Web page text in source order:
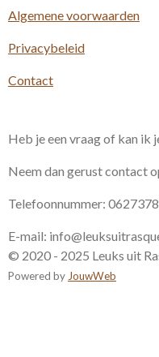
m
Algemene voorwaarden
Privacybeleid
Contact
Heb je een vraag of kan ik
Neem dan gerust contact
Telefoonnummer:
E-mail:
© 2020 - 2025 Leuks uit
Powered by JouwWeb